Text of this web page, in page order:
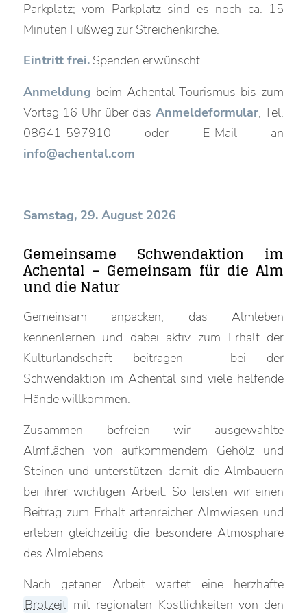
Parkplatz; vom Parkplatz sind es noch ca. 15
Minuten Fußweg zur Streichenkirche.
Eintritt frei.Spenden erwünscht
Anmeldung beim Achental Tourismus bis zum
Vortag 16 Uhr über das Anmeldeformular, Tel.
08641-597910 oder E-Mail an
info@achental.com
Samstag, 29. August 2026
Gemeinsame Schwendaktion im
Achental – Gemeinsam für die Alm
und die Natur
Gemeinsam anpacken, das Almleben
kennenlernen und dabei aktiv zum Erhalt der
Kulturlandschaft beitragen – bei der
Schwendaktion im Achental sind viele helfende
Hände willkommen.
Zusammen befreien wir ausgewählte
Almflächen von aufkommendem Gehölz und
Steinen und unterstützen damit die Almbauern
bei ihrer wichtigen Arbeit. So leisten wir einen
Beitrag zum Erhalt artenreicher Almwiesen und
erleben gleichzeitig die besondere Atmosphäre
des Almlebens.
Nach getaner Arbeit wartet eine herzhafte
Brotzeit mit regionalen Köstlichkeiten von den